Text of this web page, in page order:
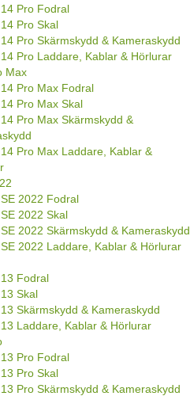
Pro Fodral
Pro Skal
Pro Skärmskydd & Kameraskydd
Pro Laddare, Kablar & Hörlurar
Max
Pro Max Fodral
Pro Max Skal
Pro Max Skärmskydd &
Pro Max Laddare, Kablar &
2022 Fodral
2022 Skal
2022 Skärmskydd & Kameraskydd
2022 Laddare, Kablar & Hörlurar
Fodral
Skal
Skärmskydd & Kameraskydd
Laddare, Kablar & Hörlurar
Pro Fodral
Pro Skal
Pro Skärmskydd & Kameraskydd